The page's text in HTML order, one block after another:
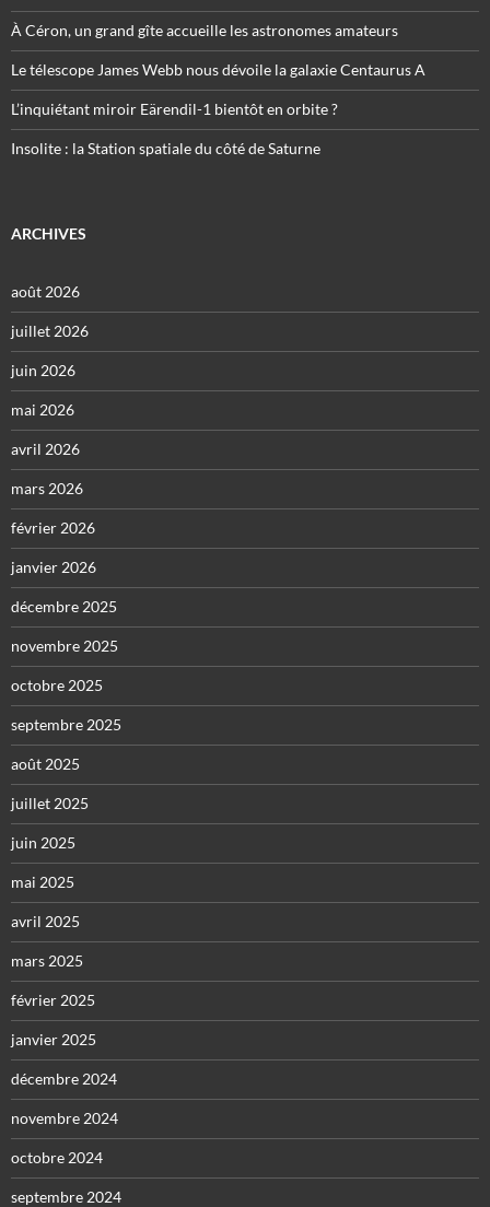
À Céron, un grand gîte accueille les astronomes amateurs
Le télescope James Webb nous dévoile la galaxie Centaurus A
L’inquiétant miroir Eärendil-1 bientôt en orbite ?
Insolite : la Station spatiale du côté de Saturne
ARCHIVES
août 2026
juillet 2026
juin 2026
mai 2026
avril 2026
mars 2026
février 2026
janvier 2026
décembre 2025
novembre 2025
octobre 2025
septembre 2025
août 2025
juillet 2025
juin 2025
mai 2025
avril 2025
mars 2025
février 2025
janvier 2025
décembre 2024
novembre 2024
octobre 2024
septembre 2024